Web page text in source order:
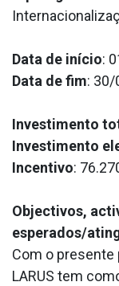
Data de início:
Data de fim:
Investimento
Investimento
Incentivo:
Objectivos,
esperados/
Com o presente
LARUS tem